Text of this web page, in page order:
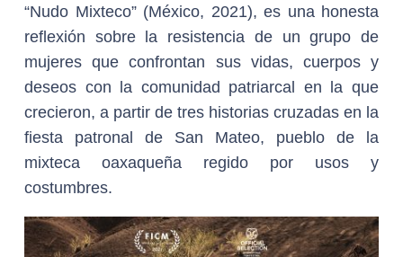
“Nudo Mixteco” (México, 2021), es una honesta
reflexión sobre la resistencia de un grupo de
mujeres que confrontan sus vidas, cuerpos y
deseos con la comunidad patriarcal en la que
crecieron, a partir de tres historias cruzadas en la
fiesta patronal de San Mateo, pueblo de la
mixteca oaxaqueña regido por usos y
costumbres.